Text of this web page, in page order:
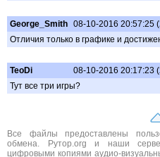
George_Smith 08-10-2016 20:57:25
Отличия только в графике и
TeoDi
08-10-2016 20:17:23
Тут все три игры?
Все файлы предоставлены
обмена. Рутор.org и наши
цифровыми копиями аудио-